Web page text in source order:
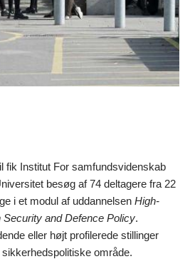
fik Institut For samfundsvidenskab
besøg af 74 deltagere fra 22
i et modul af uddannelsen High-
and Defence Policy.
eller højt profilerede stillinger
område.